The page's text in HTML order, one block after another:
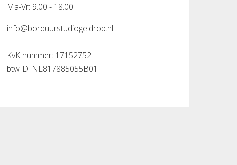
Ma-Vr: 9.00 - 18.00
info@borduurstudiogeldrop.nl
KvK nummer: 17152752
btwID: NL817885055B01